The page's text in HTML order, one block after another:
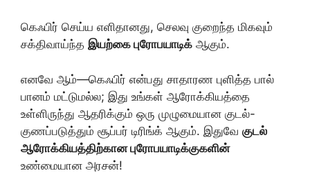
கெஃபிர் செய்ய எளிதானது, செலவு குறைந்த மிகவும்
சக்திவாய்ந்த இயற்கை புரோபயாடிக் ஆகும்.
எனவே ஆம்—கெஃபிர் என்பது சாதாரண புளித்த பால்
பானம் மட்டுமல்ல; இது உங்கள் ஆரோக்கியத்தை
உள்ளிருந்து ஆதரிக்கும் ஒரு முழுமையான குடல்-
குணப்படுத்தும் சூப்பர் டிரிங்க் ஆகும். இதுவே குடல்
ஆரோக்கியத்திற்கான புரோபயாடிக்குகளின்
உண்மையான அரசன்!